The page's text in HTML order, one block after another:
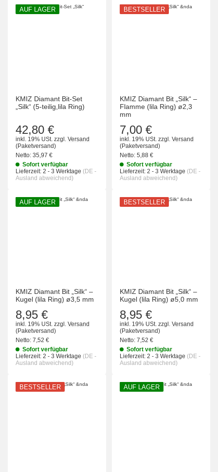
AUF LAGER
KMIZ Diamant Bit-Set
„Silk“ (5-teilig,lila Ring)
42,80 €
inkl. 19% USt. zzgl. Versand
(Paketversand)
Netto: 35,97 €
Sofort verfügbar
Lieferzeit: 2 - 3 Werktage (DE -
Ausland abweichend)
BESTSELLER
KMIZ Diamant Bit „Silk“ –
Flamme (lila Ring) ø2,3
mm
7,00 €
inkl. 19% USt. zzgl. Versand
(Paketversand)
Netto: 5,88 €
Sofort verfügbar
Lieferzeit: 2 - 3 Werktage (DE -
Ausland abweichend)
AUF LAGER
KMIZ Diamant Bit „Silk“ –
Kugel (lila Ring) ø3,5 mm
8,95 €
inkl. 19% USt. zzgl. Versand
(Paketversand)
Netto: 7,52 €
Sofort verfügbar
Lieferzeit: 2 - 3 Werktage (DE -
Ausland abweichend)
BESTSELLER
KMIZ Diamant Bit „Silk“ –
Kugel (lila Ring) ø5,0 mm
8,95 €
inkl. 19% USt. zzgl. Versand
(Paketversand)
Netto: 7,52 €
Sofort verfügbar
Lieferzeit: 2 - 3 Werktage (DE -
Ausland abweichend)
BESTSELLER AUF LAGER